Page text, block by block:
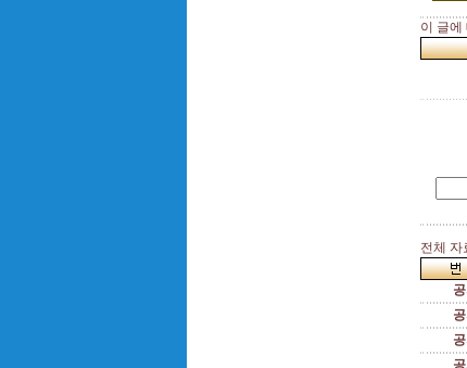
이 글에
전체 자
공
공
공
공